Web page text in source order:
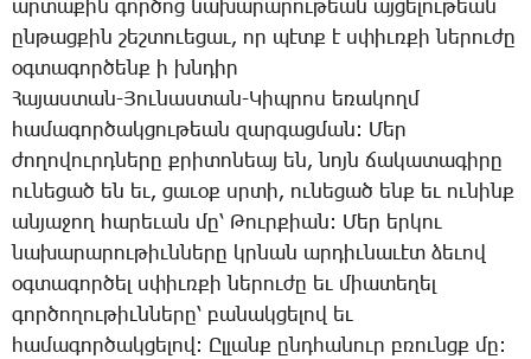
ար­տա­քին գոր­ծոց նա­խա­րա­րու­թեան այ­ցե­լու­թեան
ըն­թաց­քին շեշ­տո­ւե­ցաւ, որ պէտք է սփիւռ­քի նե­րու­ժը
օգ­տա­գոր­ծենք ի խնդիր
­Հա­յաս­տան-­Յու­նաս­տան-­Կիպ­րոս ե­ռա­կողմ
հա­մա­գոր­ծակ­ցու­թեան զար­գաց­ման: ­Մեր
ժո­ղո­վուրդ­նե­րը քրի­տո­նեայ են, նոյն ճա­կա­տա­գի­րը
ու­նե­ցած են եւ, ցա­ւօք սրտի, ու­նե­ցած ենք եւ ու­նինք
ան­յա­ջող հա­րե­ւան մը՝ ­Թուր­քիան: ­Մեր եր­կու
նա­խա­րա­րու­թիւն­նե­րը կրնան ար­դիւ­նա­ւէտ ձե­ւով
օգ­տա­գոր­ծել սփիւռ­քի նե­րու­ժը եւ միա­տե­ղել
գոր­ծո­ղու­թիւն­նե­րը՝ բա­նակ­ցե­լով եւ
հա­մա­գոր­ծակ­ցե­լով: Ըլ­լանք ընդ­հա­նուր բռունցք մը: